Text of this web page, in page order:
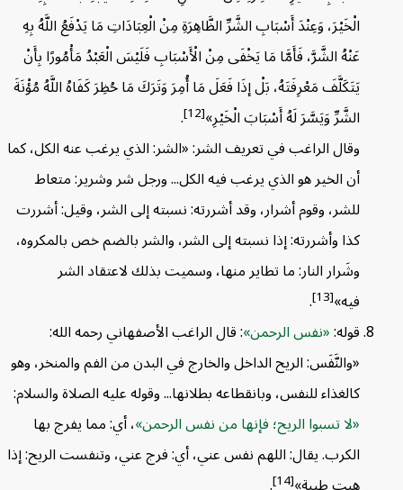
الْخَيْرَ، وَعِنْدَ أَسْبَابِ الشَّرِّ الظَّاهِرَةِ مِنْ الْعِبَادَاتِ مَا يَدْفَعُ اللَّهُ بِهِ
عَنْهُ الشَّرَّ، فَأَمَّا مَا يَخْفَى مِنْ الْأَسْبَابِ فَلَيْسَ الْعَبْدُ مَأْمُورًا بِأَنْ
يَتَكَلَّفَ مَعْرِفَتَهُ، بَلْ إذَا فَعَلَ مَا أُمِرَ وَتَرَكَ مَا حُظِرَ كَفَاهُ اللَّهُ مُؤْنَةَ
الشَّرِّ وَيَسَّرَ لَهُ أَسْبَابَ الْخَيْرِ»[12]
.
وقال الراغب في تعريف الشر: «الشر: الذي يرغب عنه الكل، كما
أن الخير هو الذي يرغب فيه الكل... ورجل شر وشرير: متعاط
للشر، وقوم أشرار، وقد أشررته: نسبته إلى الشر، وقيل: أشررت
كذا وأشررته: إذا نسبته إلى الشر، والشر بالضم خص بالمكروه،
وشَرار النار: ما تطاير منها، وسميت بذلك لاعتقاد الشر
فيه»[13]
.
قوله: نفس الرحمن : قال الراغب الأصفهاني رحمه الله:
«والنَّفَس: الريح الداخل والخارج في البدن من الفم والمنخر، وهو
كالغذاء للنفس، وبانقطاعه بطلانها... وقوله عليه الصلاة والسلام:
لا تسبوا الريح؛ فإنها من نفس الرحمن ، أي: مما يفرج بها
الكرب. يقال: اللهم نفس عني، أي: فرج عني، وتنفست الريح: إذا
[14]